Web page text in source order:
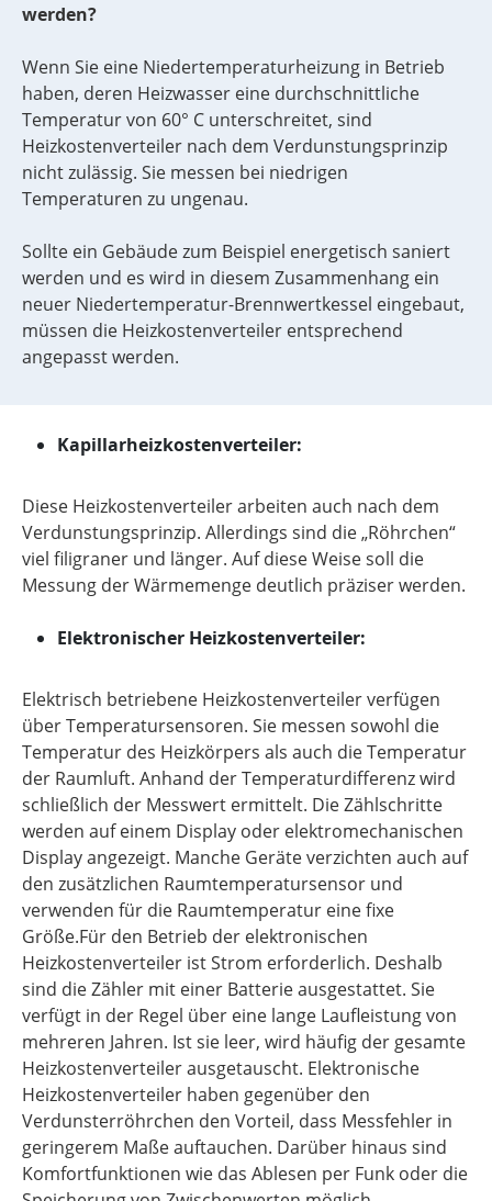
werden?
Wenn Sie eine Niedertemperaturheizung in Betrieb
haben, deren Heizwasser eine durchschnittliche
Temperatur von 60° C unterschreitet, sind
Heizkostenverteiler nach dem Verdunstungsprinzip
nicht zulässig. Sie messen bei niedrigen
Temperaturen zu ungenau.
Sollte ein Gebäude zum Beispiel energetisch saniert
werden und es wird in diesem Zusammenhang ein
neuer Niedertemperatur-Brennwertkessel eingebaut,
müssen die Heizkostenverteiler entsprechend
angepasst werden.
Kapillarheizkostenverteiler:
Diese Heizkostenverteiler arbeiten auch nach dem
Verdunstungsprinzip. Allerdings sind die „Röhrchen“
viel filigraner und länger. Auf diese Weise soll die
Messung der Wärmemenge deutlich präziser werden.
Elektronischer Heizkostenverteiler:
Elektrisch betriebene Heizkostenverteiler verfügen
über Temperatursensoren. Sie messen sowohl die
Temperatur des Heizkörpers als auch die Temperatur
der Raumluft. Anhand der Temperaturdifferenz wird
schließlich der Messwert ermittelt. Die Zählschritte
werden auf einem Display oder elektromechanischen
Display angezeigt. Manche Geräte verzichten auch auf
den zusätzlichen Raumtemperatursensor und
verwenden für die Raumtemperatur eine fixe
Größe.Für den Betrieb der elektronischen
Heizkostenverteiler ist Strom erforderlich. Deshalb
sind die Zähler mit einer Batterie ausgestattet. Sie
verfügt in der Regel über eine lange Laufleistung von
mehreren Jahren. Ist sie leer, wird häufig der gesamte
Heizkostenverteiler ausgetauscht. Elektronische
Heizkostenverteiler haben gegenüber den
Verdunsterröhrchen den Vorteil, dass Messfehler in
geringerem Maße auftauchen. Darüber hinaus sind
Komfortfunktionen wie das Ablesen per Funk oder die